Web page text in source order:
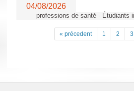
04/08/2026
professions de santé - Étudiants
« précedent 1 2 3